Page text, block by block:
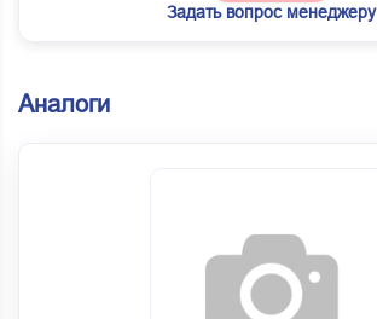
Задать вопрос менеджеру
Аналоги